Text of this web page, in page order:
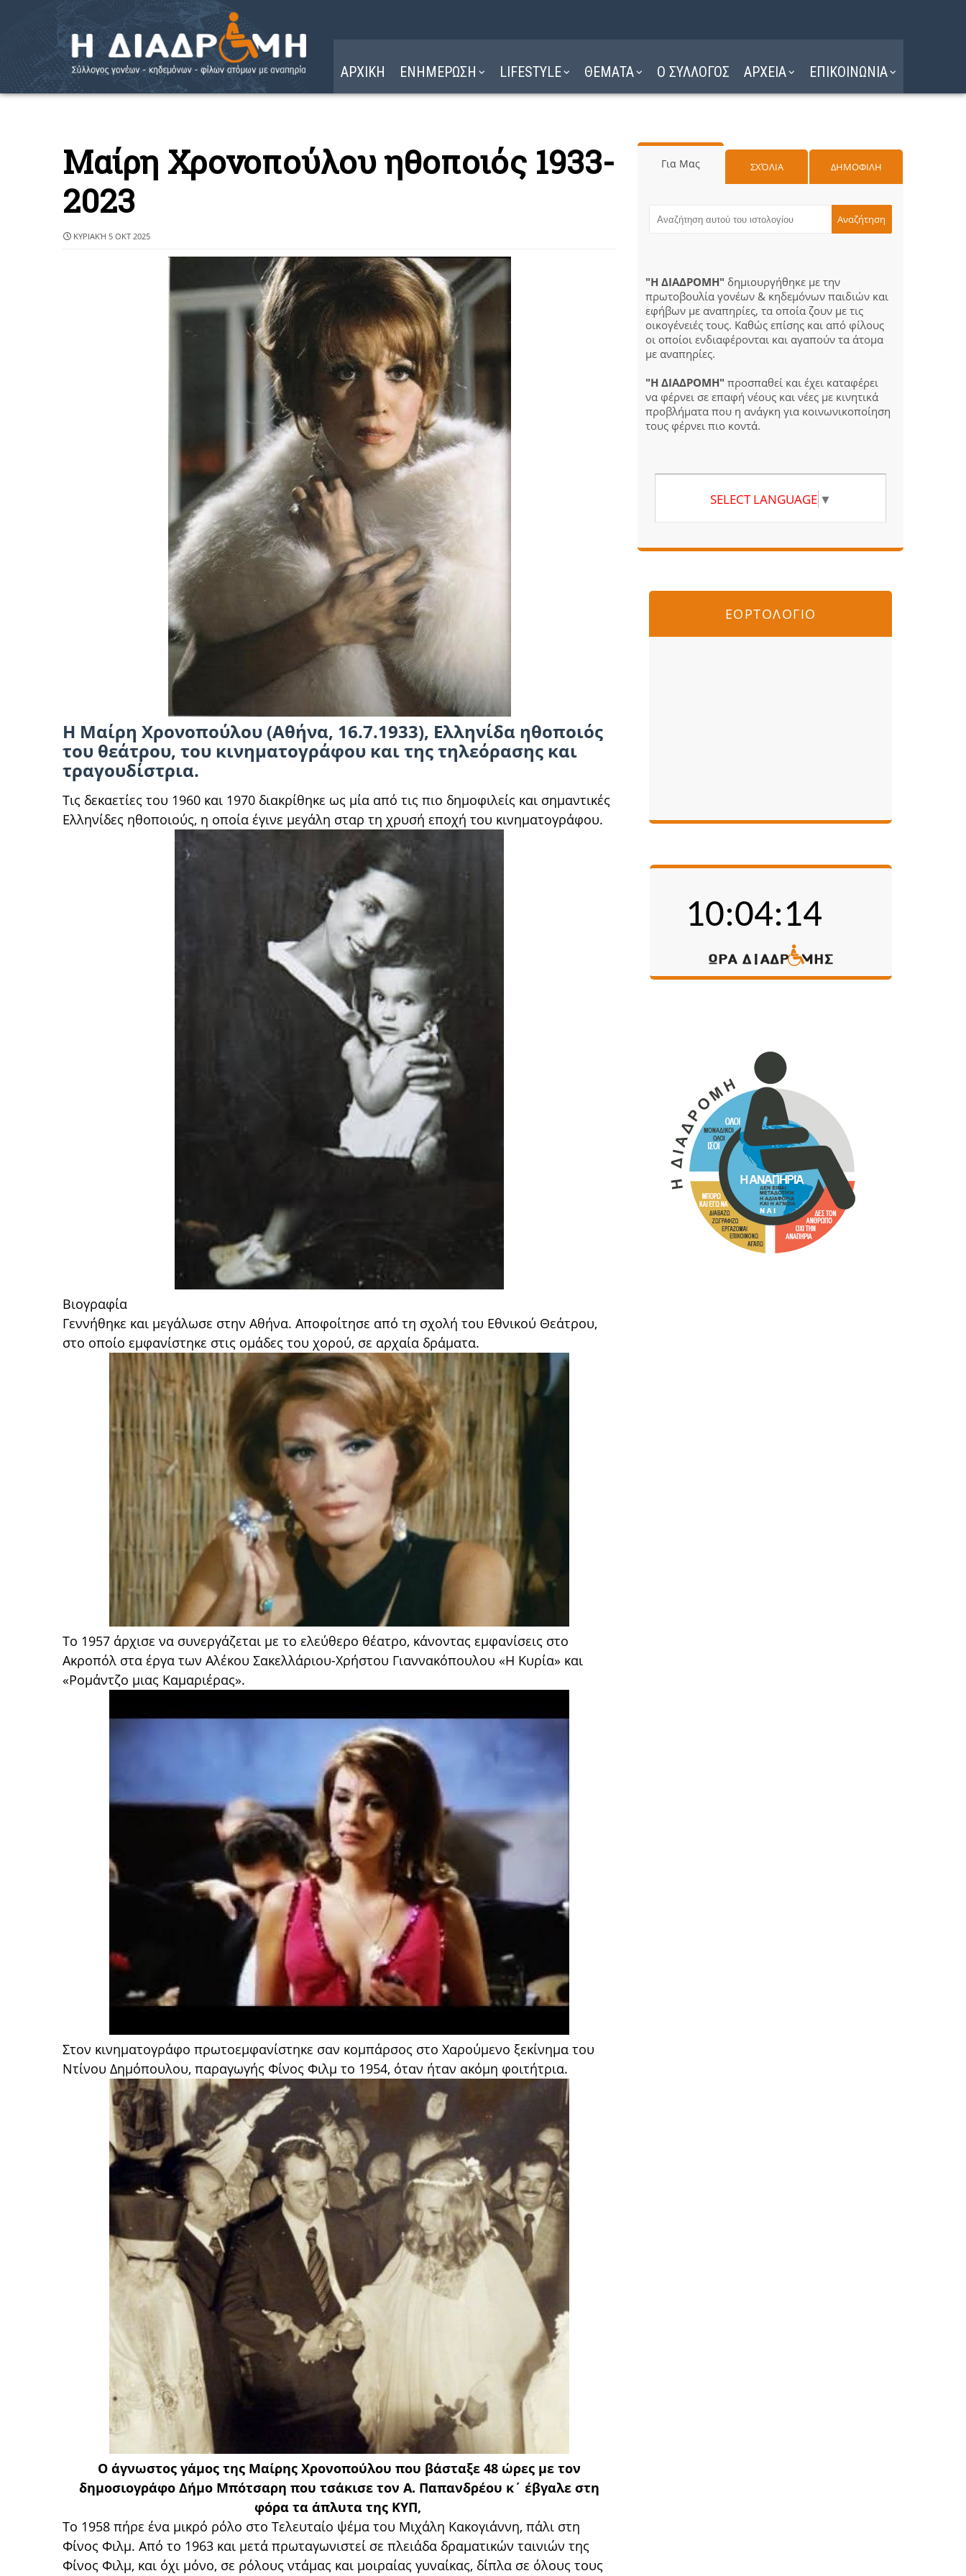
ΑΡΧΙΚΗ ΕΝΗΜΕΡΩΣΗ LIFESTYLE ΘΕΜΑΤΑ Ο ΣΥΛΛΟΓΟΣ ΑΡΧΕΙΑ ΕΠΙΚΟΙΝΩΝΙΑ
Μαίρη Χρονοπούλου ηθοποιός 1933-
2023
ΚΥΡΙΑΚΉ 5 ΟΚΤ 2025
Η Μαίρη Χρονοπούλου (Αθήνα, 16.7.1933), Ελληνίδα ηθοποιός
του θεάτρου, του κινηματογράφου και της τηλεόρασης και
τραγουδίστρια.
Τις δεκαετίες του 1960 και 1970 διακρίθηκε ως μία από τις πιο δημοφιλείς και σημαντικές
Ελληνίδες ηθοποιούς, η οποία έγινε μεγάλη σταρ τη χρυσή εποχή του κινηματογράφου.
Βιογραφία
Γεννήθηκε και μεγάλωσε στην Αθήνα. Αποφοίτησε από τη σχολή του Εθνικού Θεάτρου,
στο οποίο εμφανίστηκε στις ομάδες του χορού, σε αρχαία δράματα.
Το 1957 άρχισε να συνεργάζεται με το ελεύθερο θέατρο, κάνοντας εμφανίσεις στο
Ακροπόλ στα έργα των Αλέκου Σακελλάριου-Χρήστου Γιαννακόπουλου «Η Κυρία» και
«Ρομάντζο μιας Καμαριέρας».
Στον κινηματογράφο πρωτοεμφανίστηκε σαν κομπάρσος στο Χαρούμενο ξεκίνημα του
Ντίνου Δημόπουλου, παραγωγής Φίνος Φιλμ το 1954, όταν ήταν ακόμη φοιτήτρια.
O άγνωστος γάμος της Μαίρης Χρονοπούλου που βάσταξε 48 ώρες με τον
δημοσιογράφο Δήμο Μπότσαρη που τσάκισε τον Α. Παπανδρέου κ΄ έβγαλε στη
φόρα τα άπλυτα της ΚΥΠ,
Το 1958 πήρε ένα μικρό ρόλο στο Τελευταίο ψέμα του Μιχάλη Κακογιάννη, πάλι στη
Φίνος Φιλμ. Από το 1963 και μετά πρωταγωνιστεί σε πλειάδα δραματικών ταινιών της
Φίνος Φιλμ, και όχι μόνο, σε ρόλους ντάμας και μοιραίας γυναίκας, δίπλα σε όλους τους
Για Μας ΣΧΌΛΙΑ ΔΗΜΟΦΙΛΗ
"Η ΔΙΑΔΡΟΜΗ" δημιουργήθηκε με την
πρωτοβουλία γονέων & κηδεμόνων παιδιών και
εφήβων με αναπηρίες, τα οποία ζουν με τις
οικογένειές τους. Καθώς επίσης και από φίλους
οι οποίοι ενδιαφέρονται και αγαπούν τα άτομα
με αναπηρίες.
"Η ΔΙΑΔΡΟΜΗ" προσπαθεί και έχει καταφέρει
να φέρνει σε επαφή νέους και νέες με κινητικά
προβλήματα που η ανάγκη για κοινωνικοποίηση
τους φέρνει πιο κοντά.
SELECT LANGUAGE ▼
ΕΟΡΤΟΛΟΓΙΟ